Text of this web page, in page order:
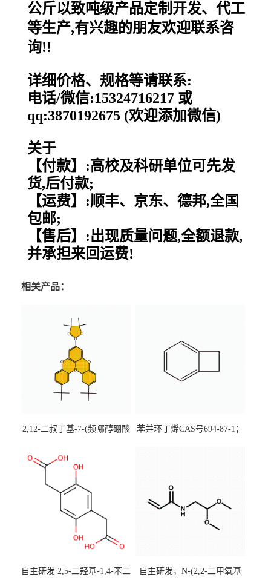
公斤以致吨级产品定制开发、代工
等生产,有兴趣的朋友欢迎联系咨
询!!
详细价格、规格等请联系:
电话/微信:15324716217 或
qq:3870192675 (欢迎添加微信)
关于
【付款】:高校及科研单位可先发
货,后付款;
【运费】:顺丰、京东、德邦,全国
包邮;
【售后】:出现质量问题,全额退款,
并承担来回运费!
相关产品：
2,12-二叔丁基-7-(频哪醇硼酸
[3,2,1-de]蒽CAS号2648896-
装，实验室现货直发
苯并环丁烯CAS号694-87-1；
自主研发 2,5-二羟基-1,4-苯二
自主研发，N-(2,2-二甲氧基